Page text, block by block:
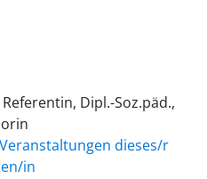
Dipl.-Soz.päd.,
dieses/r
in